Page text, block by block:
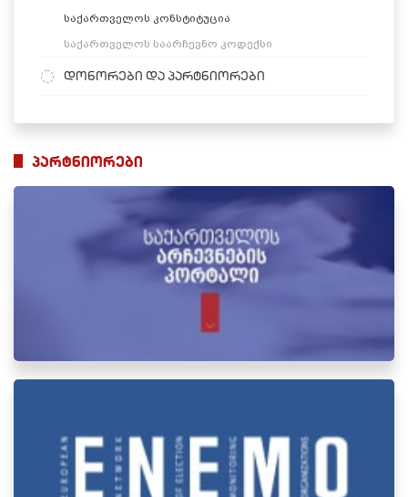
საქართველოს კონსტიტუცია
საქართველოს საარჩევნო კოდექსი
დონორები და პარტნიორები
პარტნიორები